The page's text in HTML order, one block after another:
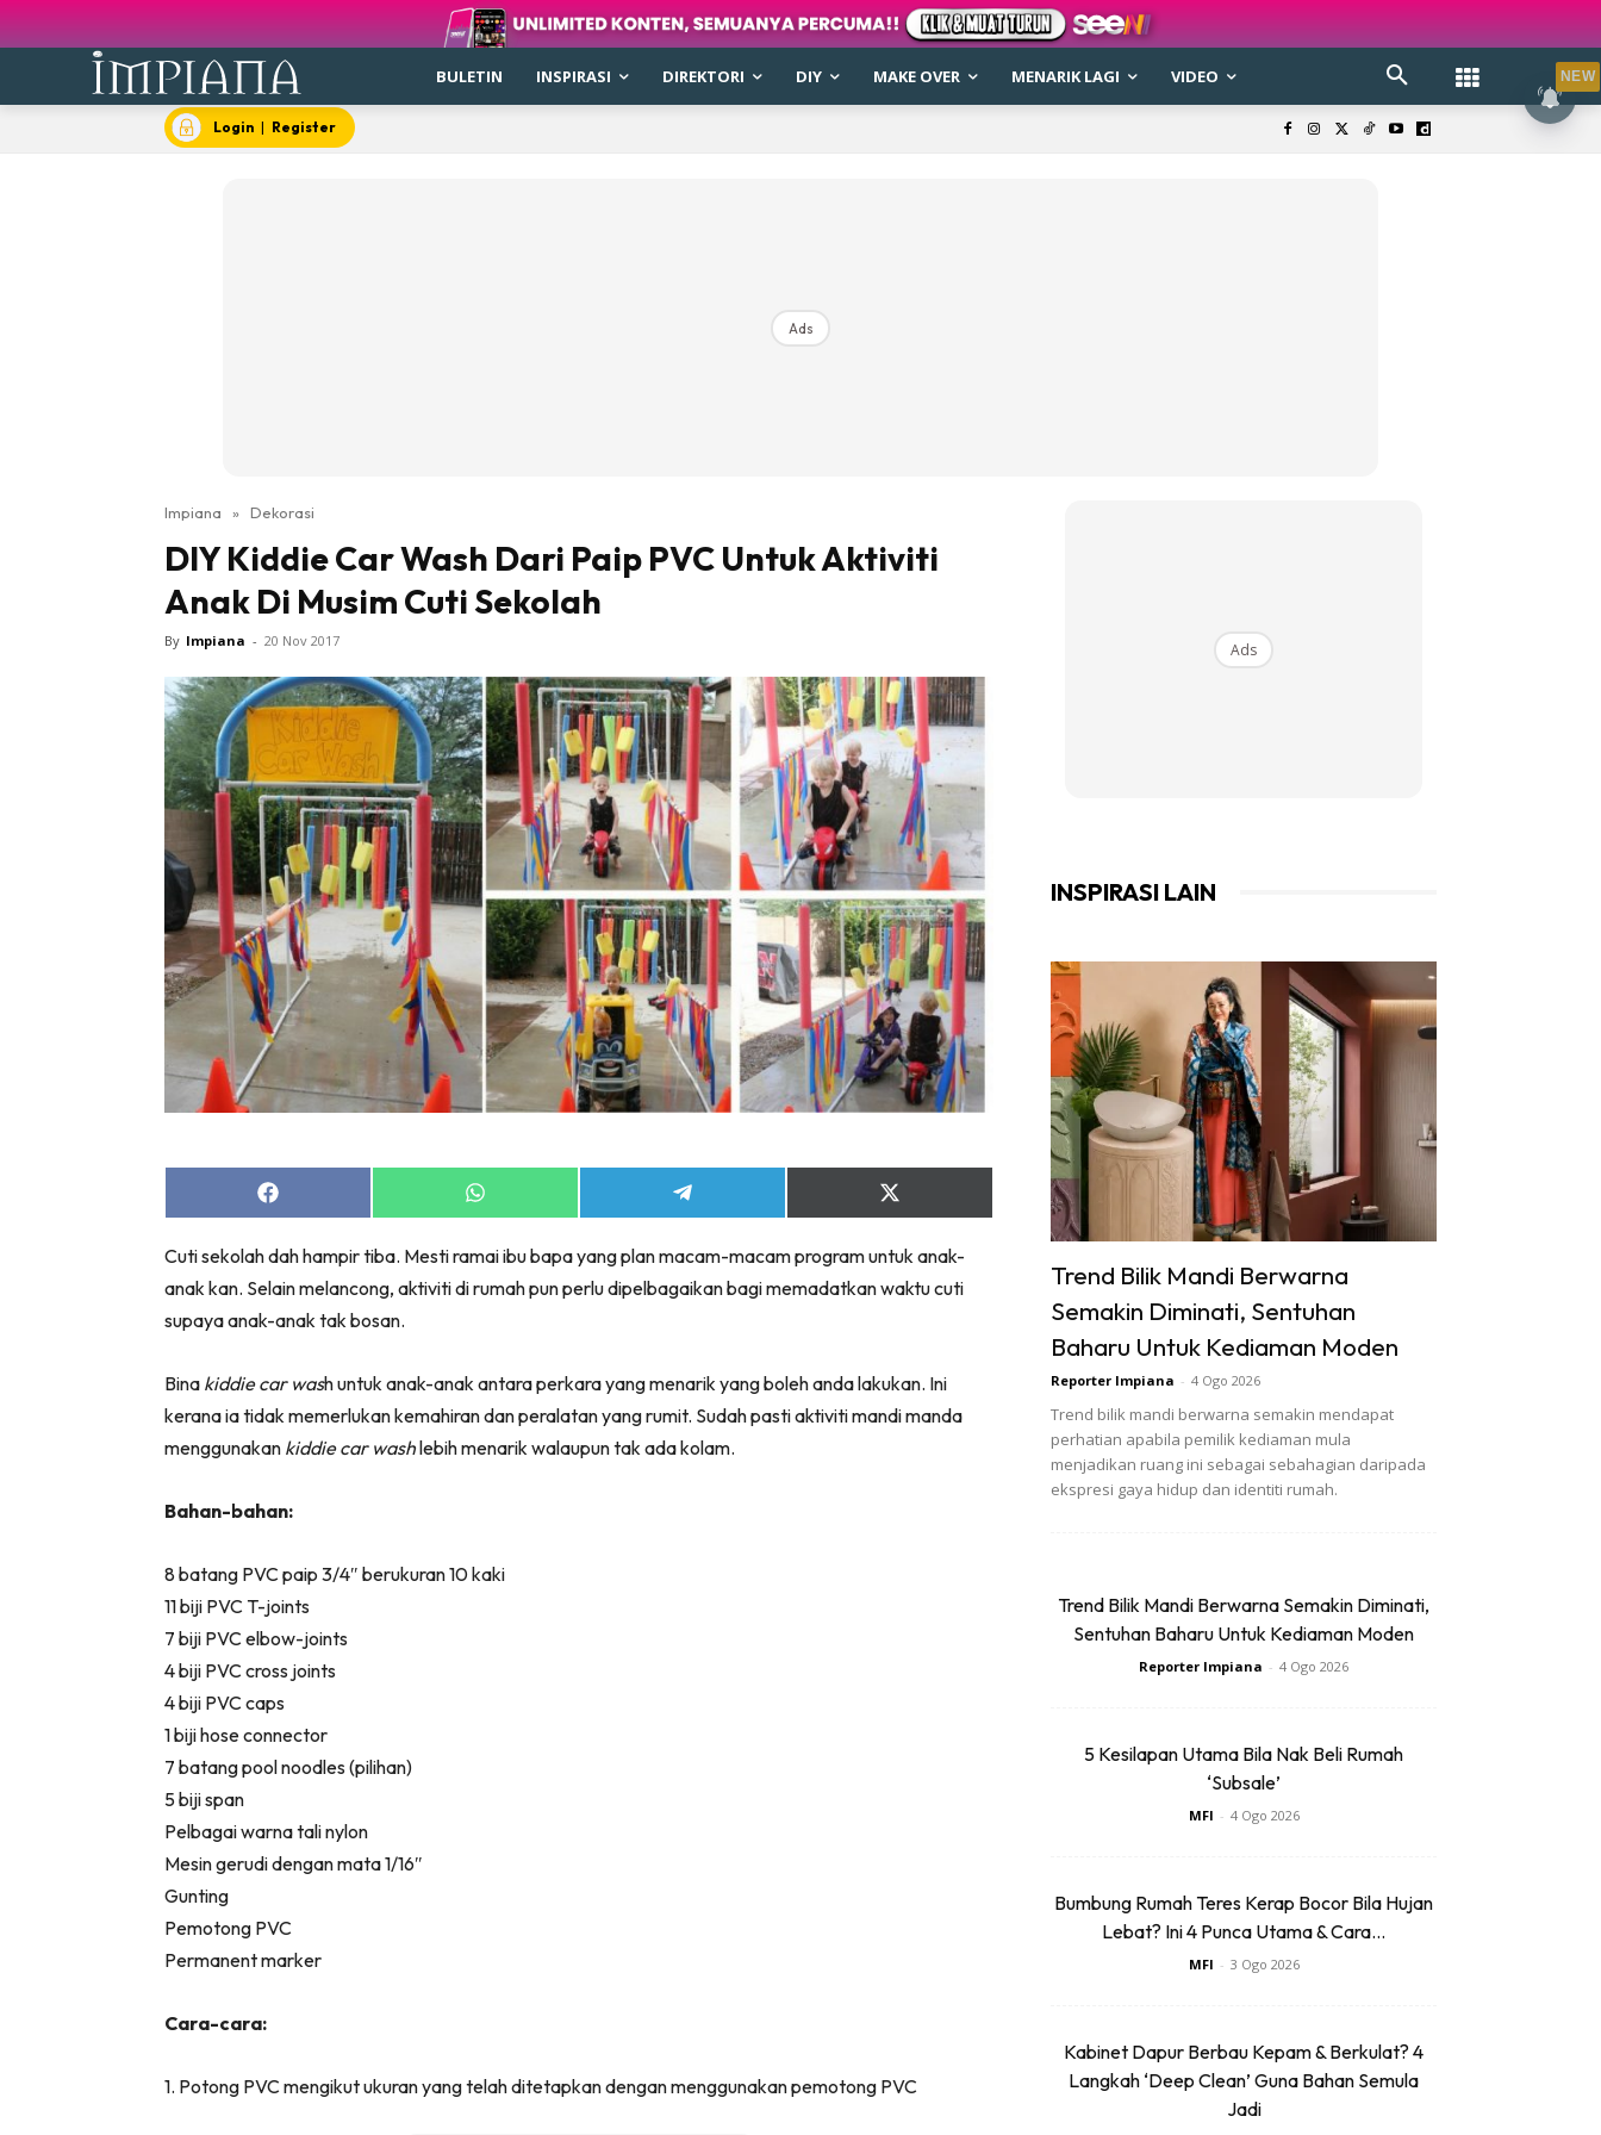
Buletin
Inspirasi
Bilik Air
Bilik Tidur
Ruang Makan
Ruang Tamu
Direktori
Interior Design
Landskap
Bilik Air
Bilik Tidur
Dapur
Make Over
Bilik Air
Bilik Tidur
Dapur
Menarik Lagi
Casa Impiana
Impiana Makeover
BULETIN INSPIRASI DIREKTORI DIY MAKE OVER MENARIK LAGI VIDEO
Login | Register
Ads
Impiana » Dekorasi
DIY Kiddie Car Wash Dari Paip PVC Untuk Aktiviti
Anak Di Musim Cuti Sekolah
By Impiana - 20 Nov 2017
Share
on
Share
on
Share
on
Share
on
(Twitter)
Cuti sekolah dah hampir tiba. Mesti ramai ibu bapa yang plan macam-macam program untuk anak-
anak kan. Selain melancong, aktiviti di rumah pun perlu dipelbagaikan bagi memadatkan waktu cuti
supaya anak-anak tak bosan.
Bina kiddie car wash untuk anak-anak antara perkara yang menarik yang boleh anda lakukan. Ini
kerana ia tidak memerlukan kemahiran dan peralatan yang rumit. Sudah pasti aktiviti mandi manda
menggunakan kiddie car washlebih menarik walaupun tak ada kolam.
Bahan-bahan:
8 batang PVC paip 3/4″ berukuran 10 kaki
11 biji PVC T-joints
7 biji PVC elbow-joints
4 biji PVC cross joints
4 biji PVC caps
1 biji hose connector
7 batang pool noodles (pilihan)
5 biji span
Pelbagai warna tali nylon
Mesin gerudi dengan mata 1/16″
Gunting
Pemotong PVC
Permanent marker
Cara-cara:
1. Potong PVC mengikut ukuran yang telah ditetapkan dengan menggunakan pemotong PVC
Ads
INSPIRASI LAIN
Trend Bilik Mandi Berwarna
Semakin Diminati, Sentuhan
Baharu Untuk Kediaman Moden
Reporter Impiana - 4 Ogo 2026
Trend bilik mandi berwarna semakin mendapat
perhatian apabila pemilik kediaman mula
menjadikan ruang ini sebagai sebahagian daripada
ekspresi gaya hidup dan identiti rumah.
Trend Bilik Mandi Berwarna Semakin Diminati,
Sentuhan Baharu Untuk Kediaman Moden
Reporter Impiana - 4 Ogo 2026
5 Kesilapan Utama Bila Nak Beli Rumah
‘Subsale’
MFI - 4 Ogo 2026
Bumbung Rumah Teres Kerap Bocor Bila Hujan
Lebat? Ini 4 Punca Utama & Cara...
MFI - 3 Ogo 2026
Kabinet Dapur Berbau Kepam & Berkulat? 4
Langkah ‘Deep Clean’ Guna Bahan Semula
Jadi
NEW